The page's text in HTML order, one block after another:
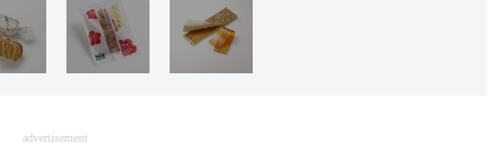
advertisement